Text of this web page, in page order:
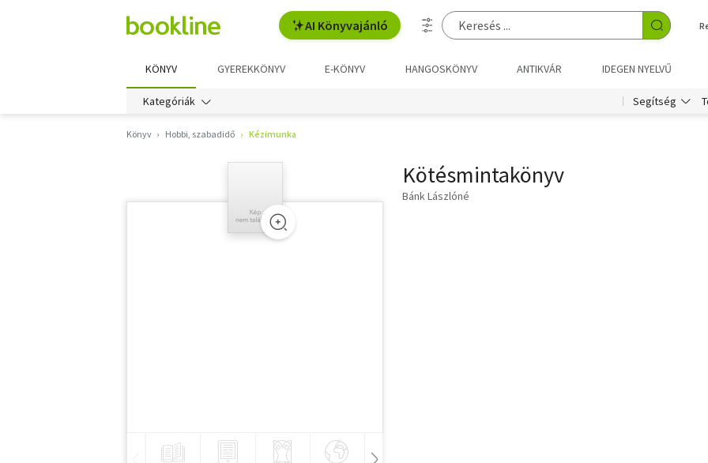
AI Könyvajánló
KÖNYV GYEREKKÖNYV E-KÖNYV HANGOSKÖNYV ANTIKVÁR IDEGEN NYELVŰ
Kategóriák Segítség
Könyv Hobbi, szabadidő Kézimunka
Kötésmintakönyv
Bánk Lászlóné